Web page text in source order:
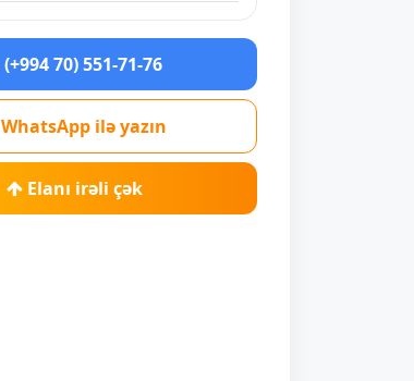
(+994 70) 551-71-76
WhatsApp ilə yazın
Elanı irəli çək